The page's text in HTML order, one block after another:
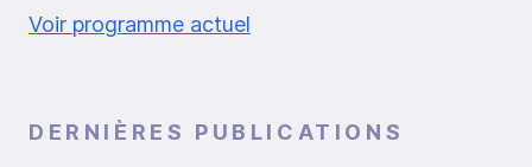
Voir programme actuel
DERNIÈRES PUBLICATIONS